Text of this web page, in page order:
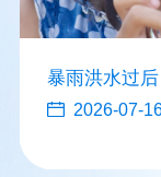
暴雨洪水过
2026-07-